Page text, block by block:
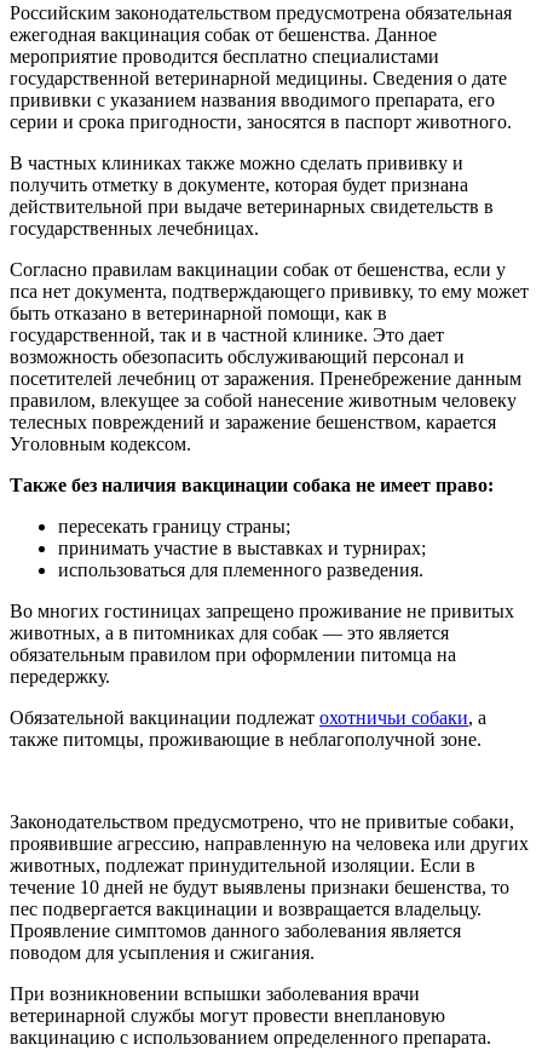
Российским законодательством предусмотрена обязательная
ежегодная вакцинация собак от бешенства. Данное
мероприятие проводится бесплатно специалистами
государственной ветеринарной медицины. Сведения о дате
прививки с указанием названия вводимого препарата, его
серии и срока пригодности, заносятся в паспорт животного.
В частных клиниках также можно сделать прививку и
получить отметку в документе, которая будет признана
действительной при выдаче ветеринарных свидетельств в
государственных лечебницах.
Согласно правилам вакцинации собак от бешенства, если у
пса нет документа, подтверждающего прививку, то ему может
быть отказано в ветеринарной помощи, как в
государственной, так и в частной клинике. Это дает
возможность обезопасить обслуживающий персонал и
посетителей лечебниц от заражения. Пренебрежение данным
правилом, влекущее за собой нанесение животным человеку
телесных повреждений и заражение бешенством, карается
Уголовным кодексом.
Также без наличия вакцинации собака не имеет право:
пересекать границу страны;
принимать участие в выставках и турнирах;
использоваться для племенного разведения.
Во многих гостиницах запрещено проживание не привитых
животных, а в питомниках для собак — это является
обязательным правилом при оформлении питомца на
передержку.
Обязательной вакцинации подлежат охотничьи собаки, а
также питомцы, проживающие в неблагополучной зоне.
Законодательством предусмотрено, что не привитые собаки,
проявившие агрессию, направленную на человека или других
животных, подлежат принудительной изоляции. Если в
течение 10 дней не будут выявлены признаки бешенства, то
пес подвергается вакцинации и возвращается владельцу.
Проявление симптомов данного заболевания является
поводом для усыпления и сжигания.
При возникновении вспышки заболевания врачи
ветеринарной службы могут провести внеплановую
вакцинацию с использованием определенного препарата.